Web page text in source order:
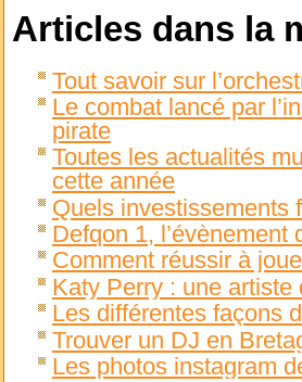
Articles dans la
Tout savoir sur
Le combat lancé par
pirate
Toutes les actualités
cette année
Quels investissements
Defqon 1,
Comment réussir à
Katy Perry : une
Les différentes façons
Trouver un DJ en
Les photos instagram